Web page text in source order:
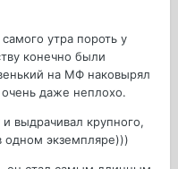
утра пороть у
конечно были
на МФ наковырял
даже неплохо.
выдрачивал крупного,
одном экземпляре)))